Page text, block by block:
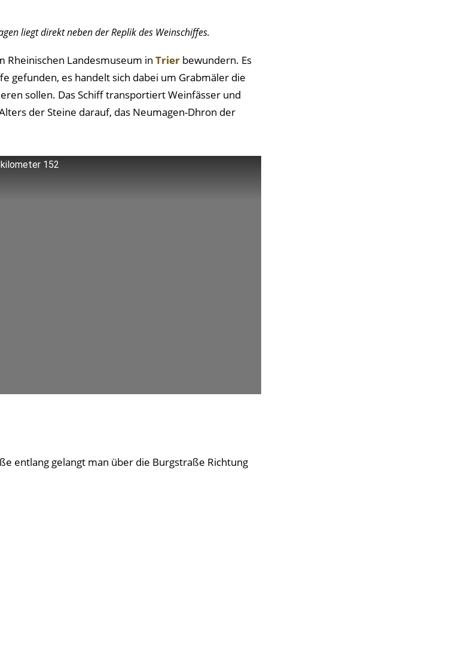
liegt direkt neben der Replik des Weinschiffes.
Rheinischen Landesmuseum in Trierbewundern. Es
gefunden, es handelt sich dabei um Grabmäler die
sollen. Das Schiff transportiert Weinfässer und
der Steine darauf, das Neumagen-Dhron der
152
entlang gelangt man über die Burgstraße Richtung